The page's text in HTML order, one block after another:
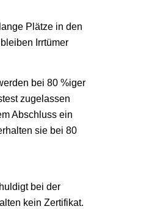
Plätze in den
Irrtümer
bei 80 %iger
zugelassen
Abschluss ein
sie bei 80
bei der
kein Zertifikat.